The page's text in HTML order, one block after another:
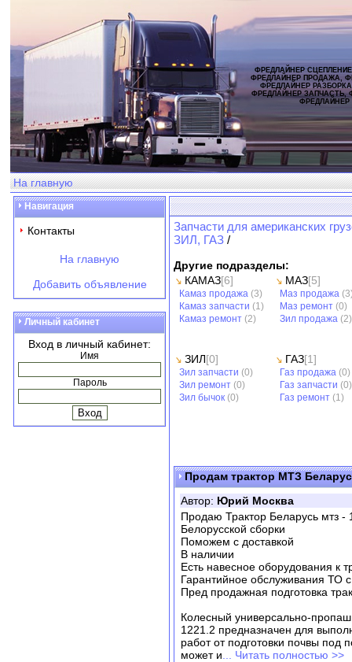
ФРЕДЛАЙНЕР
ФРЕДЛАЙНЕР ПРОДАЖА,
ФРЕДЛАЙНЕР
ФРЕДЛАЙНЕР ЗАПЧАСТЬ,
ФРЕДЛАЙНЕР
На главную
Навигация
Контакты
На главную
Добавить объявление
Личный кабинет
Вход в личный кабинет:
Имя
Пароль
Запчасти для американских
ЗИЛ, ГАЗ /
Другие подразделы:
КАМАЗ[6]
Камаз продажа (3)
Камаз запчасти (1)
Камаз ремонт (2)
МАЗ[5]
Маз продажа
Маз ремонт (0)
Зил продажа (2)
ЗИЛ[0]
Зил запчасти (0)
Зил ремонт (0)
Зил бычок (0)
ГАЗ[1]
Газ продажа (0)
Газ запчасти (0)
Газ ремонт (1)
Продам трактор МТЗ
Автор: Юрий Москва
Продаю Трактор Беларусь мтз -
Белорусской сборки
Поможем с доставкой
В наличии
Есть навесное оборудования к
Гарантийное обслуживания ТО
Пред продажная подготовка
Колесный универсально-
1221.2 предназначен для
работ от подготовки почвы под
может и ... Читать полностью >>